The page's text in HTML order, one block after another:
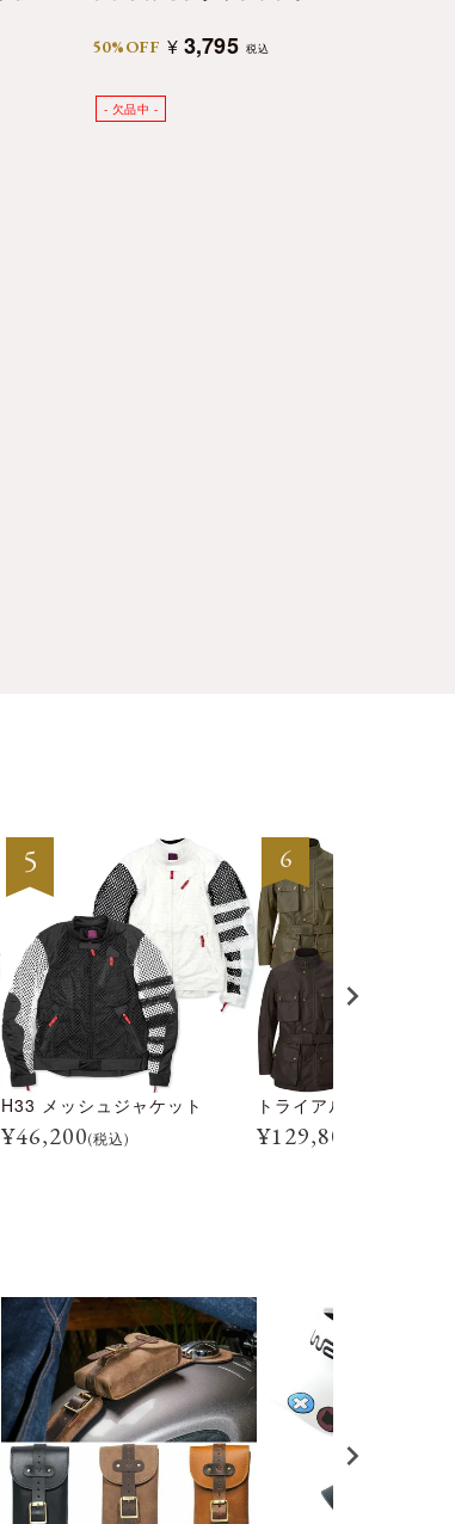
50%OFF ¥ 3,795 税込
H33 メッシュジャケット
¥46,200(税込) ¥129,800